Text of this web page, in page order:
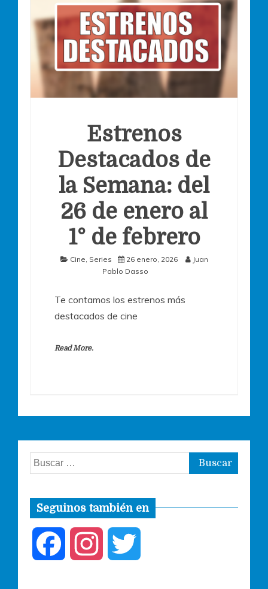
Estrenos
Destacados de
la Semana: del
26 de enero al
1° de febrero
Cine Series 26 enero, 2026
Juan
Pablo Dasso
Te contamos los estrenos más
destacados de cine
Read More.
Buscar:
Seguinos también en